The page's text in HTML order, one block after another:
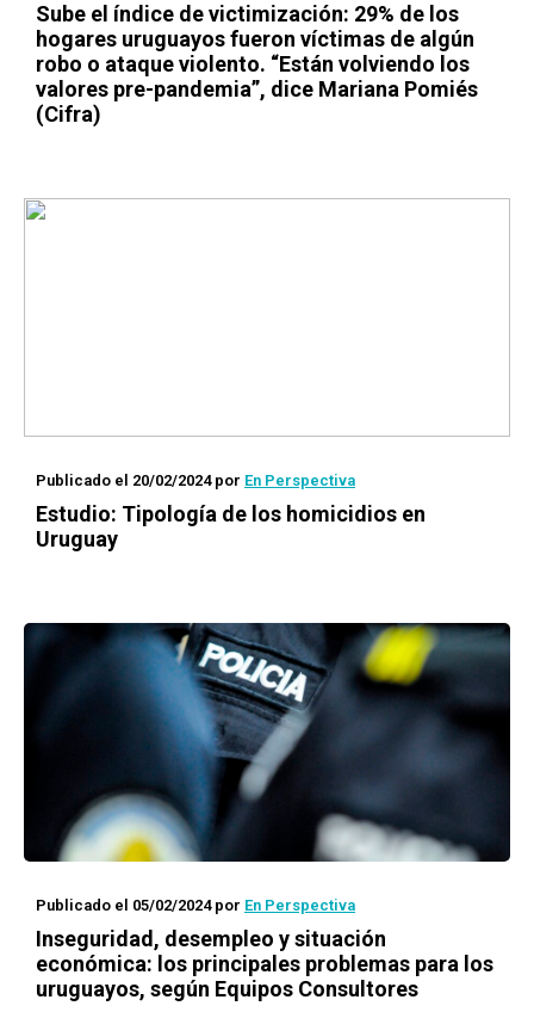
Sube el índice de victimización: 29% de los
hogares uruguayos fueron víctimas de algún
robo o ataque violento. “Están volviendo los
valores pre-pandemia”, dice Mariana Pomiés
(Cifra)
Publicado el 20/02/2024por En Perspectiva
Estudio: Tipología de los homicidios en
Uruguay
Publicado el 05/02/2024por En Perspectiva
Inseguridad, desempleo y situación
económica: los principales problemas para los
uruguayos, según Equipos Consultores